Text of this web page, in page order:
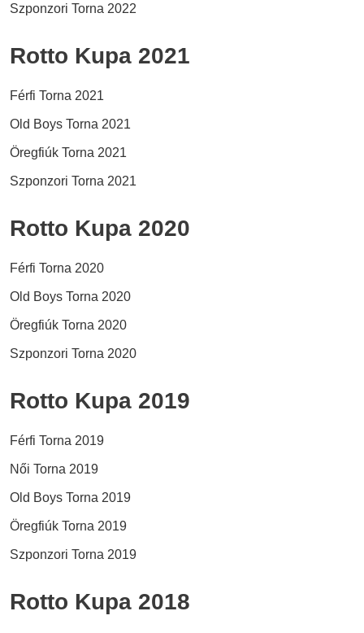
Szponzori Torna 2022
Rotto Kupa 2021
Férfi Torna 2021
Old Boys Torna 2021
Öregfiúk Torna 2021
Szponzori Torna 2021
Rotto Kupa 2020
Férfi Torna 2020
Old Boys Torna 2020
Öregfiúk Torna 2020
Szponzori Torna 2020
Rotto Kupa 2019
Férfi Torna 2019
Női Torna 2019
Old Boys Torna 2019
Öregfiúk Torna 2019
Szponzori Torna 2019
Rotto Kupa 2018